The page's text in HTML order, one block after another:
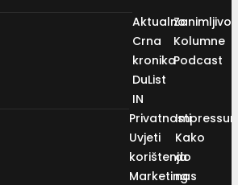
Aktualno
Crna
kronika
DuList
IN
Kolumne
Podcast
Privatnosti
Uvjeti
korištenja
Marketing
Kako
do
nas